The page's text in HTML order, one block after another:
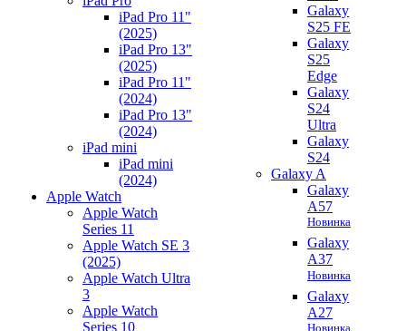
iPad Pro 11"
(2025)
iPad Pro 13"
(2025)
iPad Pro 11"
(2024)
iPad Pro 13"
(2024)
iPad mini
iPad mini
(2024)
Apple Watch
Apple Watch
Series 11
Apple Watch SE 3
(2025)
Apple Watch Ultra
3
Apple Watch
Series 10
Galaxy
S25 FE
Galaxy
S25
Edge
Galaxy
S24
Ultra
Galaxy
S24
Galaxy A
Galaxy
A57
Новинка
Galaxy
A37
Новинка
Galaxy
A27
Новинка